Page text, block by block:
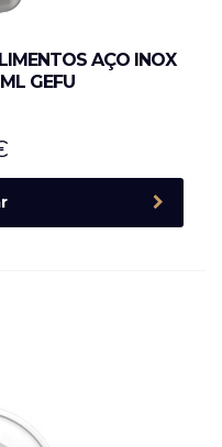
AÇO INOX
GEFU